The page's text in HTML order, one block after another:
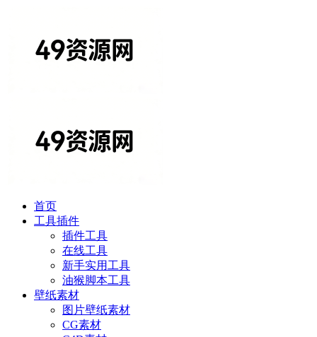
首页
工具插件
插件工具
在线工具
新手实用工具
油猴脚本工具
壁纸素材
图片壁纸素材
CG素材